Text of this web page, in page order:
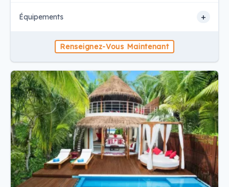
Équipements +
Renseignez-Vous Maintenant